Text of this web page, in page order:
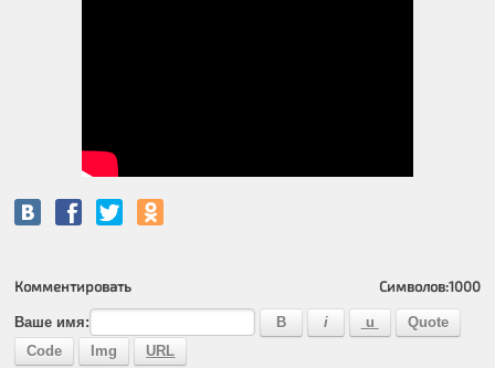
Комментировать Символов:1000
Ваше имя: